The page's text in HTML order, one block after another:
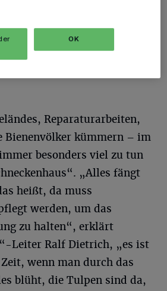
Reparaturarbeiten,
Bienenvölker kümmern – im
besonders viel zu tun
„Alles fängt
heißt, da muss
werden, um das
zu halten“, erklärt
Leiter Ralf Dietrich, „es ist
wenn man durch das
blüht, die Tulpen sind da,
OK